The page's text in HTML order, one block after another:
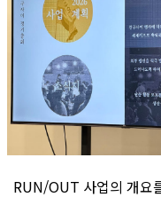
RUN/OUT 사업의 개요